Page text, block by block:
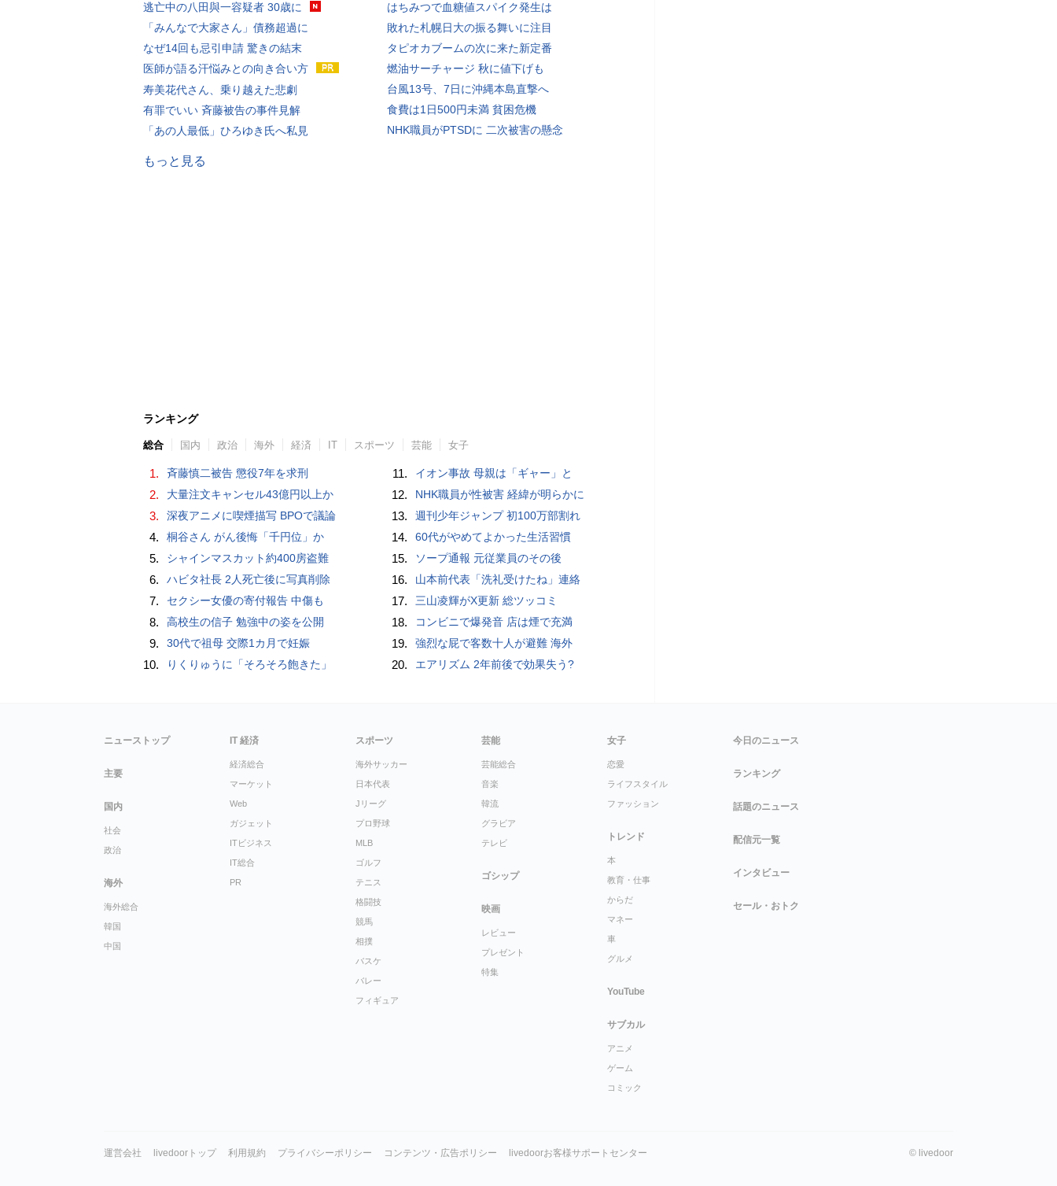
逃亡中の八田與一容疑者 30歳に
「みんなで大家さん」債務超過に
なぜ14回も忌引申請 驚きの結末
医師が語る汗悩みとの向き合い方
寿美花代さん、乗り越えた悲劇
有罪でいい 斉藤被告の事件見解
「あの人最低」ひろゆき氏へ私見
はちみつで血糖値スパイク発生は
敗れた札幌日大の振る舞いに注目
タピオカブームの次に来た新定番
燃油サーチャージ 秋に値下げも
台風13号、7日に沖縄本島直撃へ
食費は1日500円未満 貧困危機
NHK職員がPTSDに 二次被害の懸念
もっと見る
ランキング
総合 国内 政治 海外 経済 IT スポーツ 芸能 女子
1. 斉藤慎二被告 懲役7年を求刑
2. 大量注文キャンセル43億円以上か
3. 深夜アニメに喫煙描写 BPOで議論
4. 桐谷さん がん後悔「千円位」か
5. シャインマスカット約400房盗難
6. ハビタ社長 2人死亡後に写真削除
7. セクシー女優の寄付報告 中傷も
8. 高校生の信子 勉強中の姿を公開
9. 30代で祖母 交際1カ月で妊娠
10. りくりゅうに「そろそろ飽きた」
11. イオン事故 母親は「ギャー」と
12. NHK職員が性被害 経緯が明らかに
13. 週刊少年ジャンプ 初100万部割れ
14. 60代がやめてよかった生活習慣
15. ソープ通報 元従業員のその後
16. 山本前代表「洗礼受けたね」連絡
17. 三山凌輝がX更新 総ツッコミ
18. コンビニで爆発音 店は煙で充満
19. 強烈な屁で客数十人が避難 海外
20. エアリズム 2年前後で効果失う?
ニューストップ
主要
国内
社会
政治
海外
海外総合
韓国
中国
IT 経済
経済総合
マーケット
Web
ガジェット
ITビジネス
IT総合
PR
スポーツ
海外サッカー
日本代表
Jリーグ
プロ野球
MLB
ゴルフ
テニス
格闘技
競馬
相撲
バスケ
バレー
フィギュア
芸能
芸能総合
音楽
韓流
グラビア
テレビ
ゴシップ
映画
レビュー
プレゼント
特集
女子
恋愛
ライフスタイル
ファッション
トレンド
本
教育・仕事
からだ
マネー
車
グルメ
YouTube
サブカル
アニメ
ゲーム
コミック
今日のニュース
ランキング
話題のニュース
配信元一覧
インタビュー
セール・おトク
運営会社 livedoorトップ 利用規約 プライバシーポリシー コンテンツ・広告ポリシー livedoorお客様サポートセンター © livedoor